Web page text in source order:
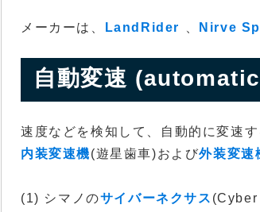
メーカーは、 LandRider Nirve
自動変速
速度などを検知して、自動的に変速す
内装変速機(遊星歯車)および外装変速
(1) シマノのサイバーネクサス (Cyber